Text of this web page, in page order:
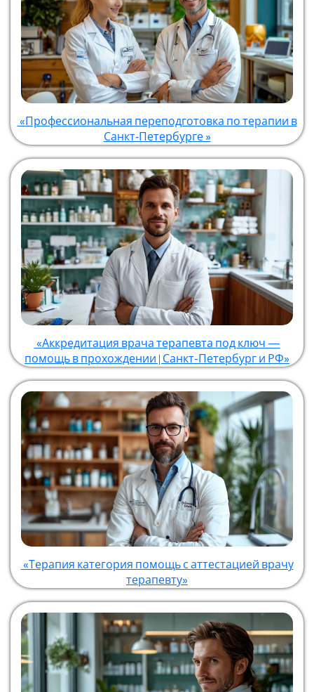
«Профессиональная переподготовка по терапии в
Санкт‑Петербурге »
«Аккредитация врача терапевта под ключ —
помощь в прохождении | Санкт-Петербург и РФ»
«Терапия категория помощь с аттестацией врачу
терапевту»